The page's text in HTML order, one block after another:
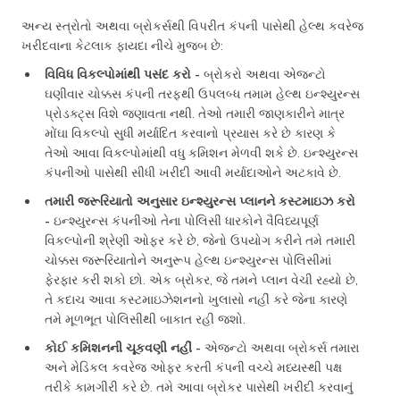
અન્ય સ્ત્રોતો અથવા બ્રોકર્સથી વિપરીત કંપની પાસેથી હેલ્થ કવરેજ
ખરીદવાના કેટલાક ફાયદા નીચે મુજબ છે:
વિવિધ વિકલ્પોમાંથી પસંદ કરો - બ્રોકરો અથવા એજન્ટો
ઘણીવાર ચોક્કસ કંપની તરફથી ઉપલબ્ધ તમામ હેલ્થ ઇન્શ્યુરન્સ
પ્રોડક્ટ્સ વિશે જણાવતા નથી. તેઓ તમારી જાણકારીને માત્ર
મોંઘા વિકલ્પો સુધી મર્યાદિત કરવાનો પ્રયાસ કરે છે કારણ કે
તેઓ આવા વિકલ્પોમાંથી વધુ કમિશન મેળવી શકે છે. ઇન્શ્યુરન્સ
કંપનીઓ પાસેથી સીધી ખરીદી આવી મર્યાદાઓને અટકાવે છે.
તમારી જરૂરિયાતો અનુસાર ઇન્શ્યુરન્સ પ્લાનને કસ્ટમાઇઝ કરો
- ઇન્શ્યુરન્સ કંપનીઓ તેના પોલિસી ધારકોને વૈવિધ્યપૂર્ણ
વિકલ્પોની શ્રેણી ઓફર કરે છે, જેનો ઉપયોગ કરીને તમે તમારી
ચોક્કસ જરૂરિયાતોને અનુરૂપ હેલ્થ ઇન્શ્યુરન્સ પોલિસીમાં
ફેરફાર કરી શકો છો. એક બ્રોકર, જે તમને પ્લાન વેચી રહ્યો છે,
તે કદાચ આવા કસ્ટમાઇઝેશનનો ખુલાસો નહીં કરે જેના કારણે
તમે મૂળભૂત પોલિસીથી બાકાત રહી જશો.
કોઈ કમિશનની ચૂકવણી નહીં - એજન્ટો અથવા બ્રોકર્સ તમારા
અને મેડિકલ કવરેજ ઓફર કરતી કંપની વચ્ચે મધ્યસ્થી પક્ષ
તરીકે કામગીરી કરે છે. તમે આવા બ્રોકર પાસેથી ખરીદી કરવાનું